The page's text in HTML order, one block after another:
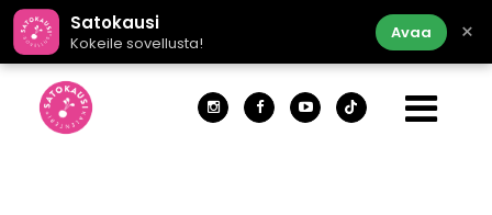
Satokausi
Kokeile sovellusta!
Avaa ×